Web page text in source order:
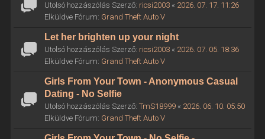
Utolsó hozzászólás Szerző: ricsi2003« 2026. 07. 17. 11:26
Elküldve Fórum: Grand Theft Auto V
Let her brighten up your night
Utolsó hozzászólás Szerző: ricsi2003« 2026. 07. 05. 18:36
Elküldve Fórum: Grand Theft Auto V
Girls From Your Town - Anonymous Casual
Dating - No Selfie
Utolsó hozzászólás Szerző: TmS18999« 2026. 06. 10. 05:50
Elküldve Fórum: Grand Theft Auto V